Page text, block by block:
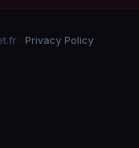
· Privacy Policy